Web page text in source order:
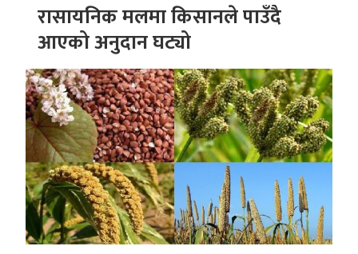
रासायनिक मलमा किसानले पाउँदै
आएको अनुदान घट्यो